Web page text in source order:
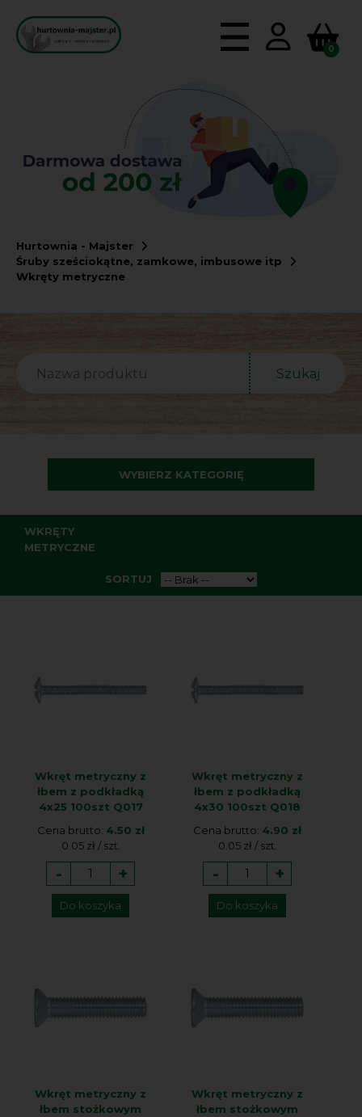
0
Hurtownia - Majster
Śruby sześciokątne, zamkowe, imbusowe itp
Wkręty metryczne
WYBIERZ KATEGORIĘ
Szukaj
WKRĘTY
METRYCZNE
SORTUJ
Wkręt metryczny z
łbem z podkładką
4x25 100szt Q017
Cena brutto: 4.50 zł
0.05 zł / szt.
- +
Do koszyka
Wkręt metryczny z
łbem z podkładką
4x30 100szt Q018
Cena brutto: 4.90 zł
0.05 zł / szt.
- +
Do koszyka
Wkręt metryczny z
łbem stożkowym
Wkręt metryczny z
łbem stożkowym